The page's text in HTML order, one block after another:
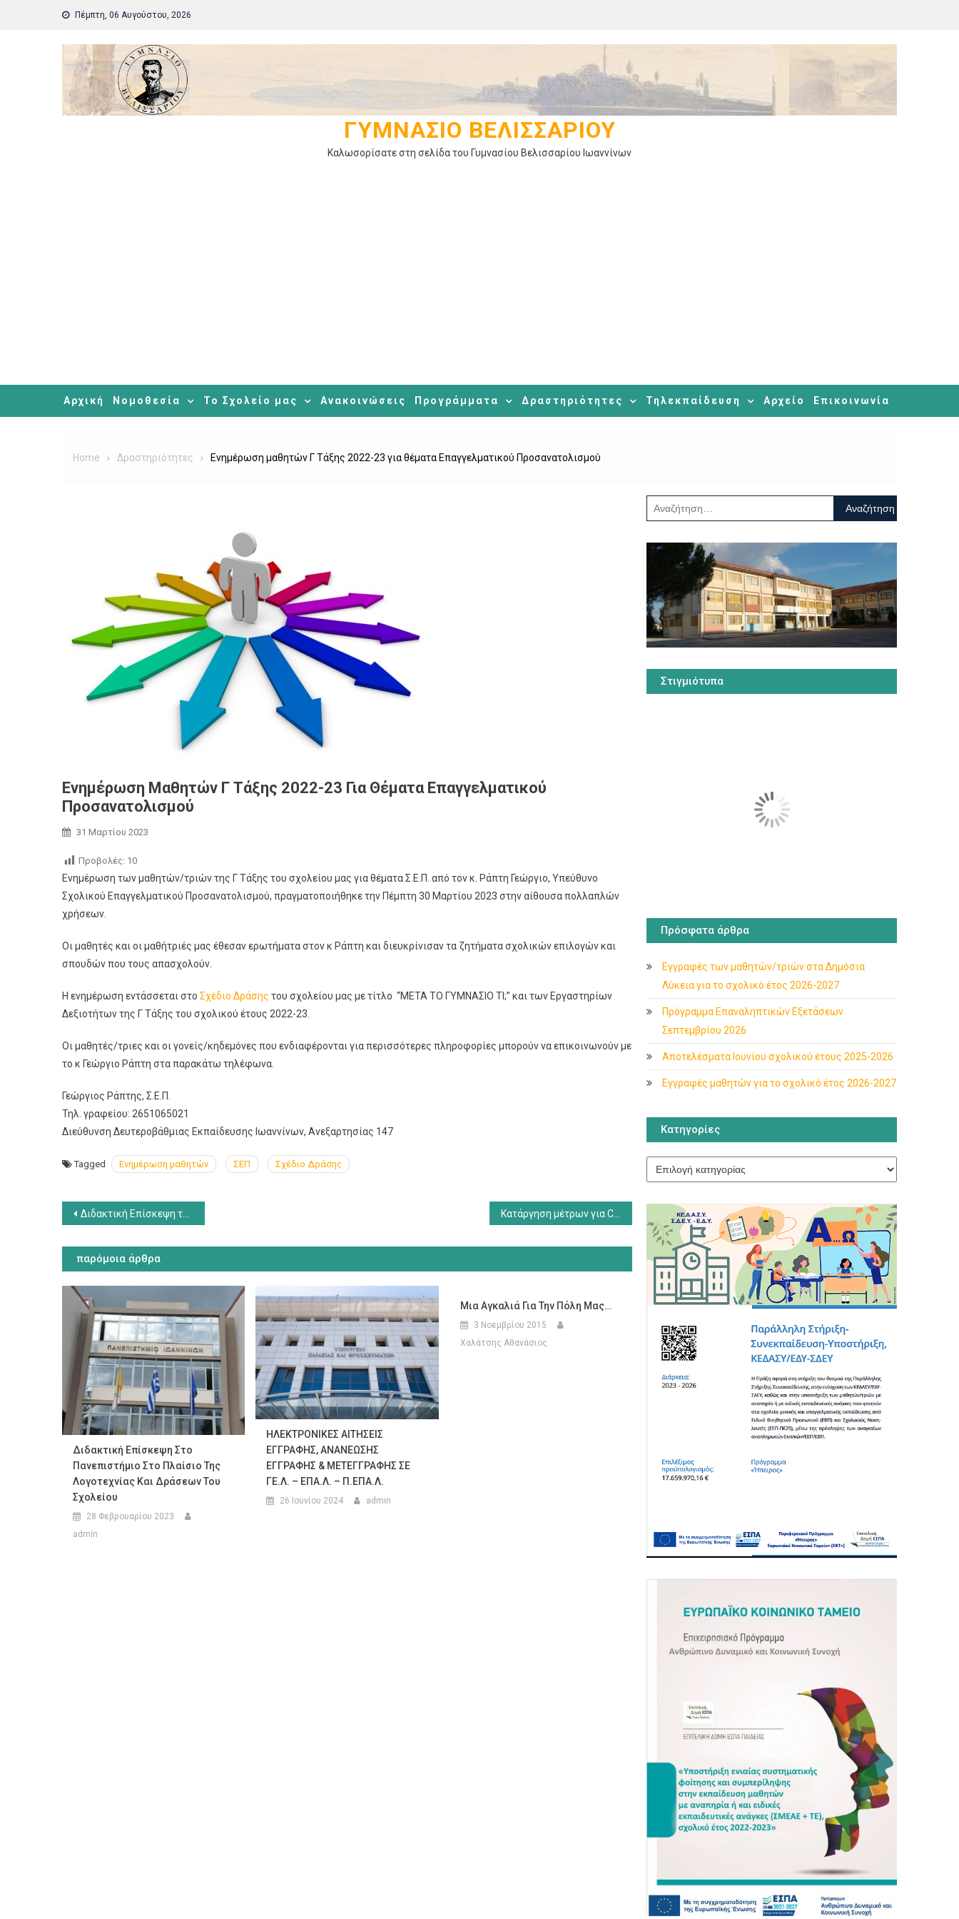
Πέμπτη, 06 Αυγούστου, 2026
ΓΥΜΝΆΣΙΟ ΒΕΛΙΣΣΑΡΊΟΥ
Καλωσορίσατε στη σελίδα του Γυμνασίου Βελισσαρίου Ιωαννίνων
Αρχική Νομοθεσία Το Σχολείο μας Ανακοινώσεις Προγράμματα Δραστηριότητες Τηλεκπαίδευση Αρχείο Επικοινωνία
Home Δραστηριότητες Ενημέρωση μαθητών Γ Τάξης 2022-23 για θέματα Επαγγελματικού Προσανατολισμού
Ενημέρωση Μαθητών Γ Τάξης 2022-23 Για Θέματα Επαγγελματικού
Προσανατολισμού
31 Μαρτίου 2023
Προβολές: 10
Ενημέρωση των μαθητών/τριών της Γ Τάξης του σχολείου μας για θέματα Σ.Ε.Π. από τον κ. Ράπτη Γεώργιο, Υπεύθυνο
Σχολικού Επαγγελματικού Προσανατολισμού, πραγματοποιήθηκε την Πέμπτη 30 Μαρτίου 2023 στην αίθουσα πολλαπλών
χρήσεων.
Οι μαθητές και οι μαθήτριές μας έθεσαν ερωτήματα στον κ Ράπτη και διευκρίνισαν τα ζητήματα σχολικών επιλογών και
σπουδών που τους απασχολούν.
Η ενημέρωση εντάσσεται στο Σχέδιο Δράσης του σχολείου μας με τίτλο “ΜΕΤΑ ΤΟ ΓΥΜΝΑΣΙΟ ΤΙ;” και των Εργαστηρίων
Δεξιοτήτων της Γ Τάξης του σχολικού έτους 2022-23.
Οι μαθητές/τριες και οι γονείς/κηδεμόνες που ενδιαφέρονται για περισσότερες πληροφορίες μπορούν να επικοινωνούν με
το κ Γεώργιο Ράπτη στα παρακάτω τηλέφωνα.
Γεώργιος Ράπτης, Σ.Ε.Π.
Τηλ. γραφείου: 2651065021
Διεύθυνση Δευτεροβάθμιας Εκπαίδευσης Ιωαννίνων, Ανεξαρτησίας 147
Tagged Ενημέρωση μαθητών ΣΕΠ Σχέδιο Δράσης
Πλοήγηση
άρθρων
Διδακτική Επίσκεψη της Γ΄ τάξης στον αρχαιολογικό χώρο της Δωδώνης Κατάργηση μέτρων για Covid – Απουσίες μαθητών/τριών
παρόμοια άρθρα
Διδακτική Επίσκεψη Στο
Πανεπιστήμιο Στο Πλαίσιο Της
Λογοτεχνίας Και Δράσεων Του
Σχολείου
28 Φεβρουαρίου 2023
admin
ΗΛΕΚΤΡΟΝΙΚΕΣ ΑΙΤΗΣΕΙΣ
ΕΓΓΡΑΦΗΣ, ΑΝΑΝΕΩΣΗΣ
ΕΓΓΡΑΦΗΣ & ΜΕΤΕΓΓΡΑΦΗΣ ΣΕ
ΓΕ.Λ. – ΕΠΑ.Λ. – Π.ΕΠΑ.Λ.
26 Ιουνίου 2024 admin
Μια Αγκαλιά Για Την Πόλη Μας…
3 Νοεμβρίου 2015
Χαλάτσης Αθανάσιος
Αναζήτηση
για:
Στιγμιότυπα
Πρόσφατα άρθρα
Εγγραφές των μαθητών/τριών στα Δημόσια
Λύκεια για το σχολικό έτος 2026-2027
Πρόγραμμα Επαναληπτικών Εξετάσεων
Σεπτεμβρίου 2026
Αποτελέσματα Ιουνίου σχολικού έτους 2025-2026
Εγγραφές μαθητών για το σχολικό έτος 2026-2027
Κατηγορίες
Κατηγορίες